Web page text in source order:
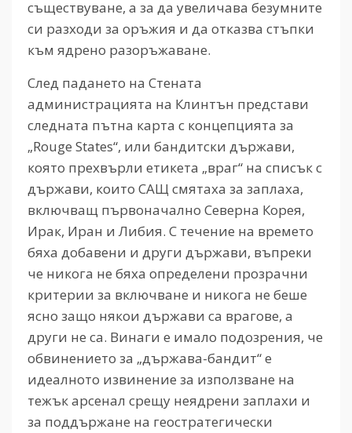
съществуване, а за да увеличава безумните
си разходи за оръжия и да отказва стъпки
към ядрено разоръжаване.
След падането на Стената
администрацията на Клинтън представи
следната пътна карта с концепцията за
„Rouge States“, или бандитски държави,
която прехвърли етикета „враг“ на списък с
държави, които САЩ смятаха за заплаха,
включващ първоначално Северна Корея,
Ирак, Иран и Либия. С течение на времето
бяха добавени и други държави, въпреки
че никога не бяха определени прозрачни
критерии за включване и никога не беше
ясно защо някои държави са врагове, а
други не са. Винаги е имало подозрения, че
обвинението за „държава-бандит“ е
идеалното извинение за използване на
тежък арсенал срещу неядрени заплахи и
за поддържане на геостратегически